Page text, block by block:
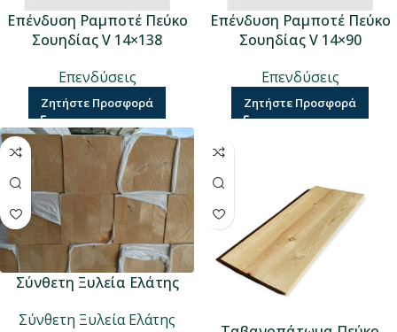
Επένδυση Ραμποτέ Πεύκο
Σουηδίας V 14×138
Επενδύσεις
Ζητήστε Προσφορά
Επένδυση Ραμποτέ Πεύκο
Σουηδίας V 14×90
Επενδύσεις
Ζητήστε Προσφορά
Σύνθετη Ξυλεία Ελάτης
Σύνθετη Ξυλεία Ελάτης